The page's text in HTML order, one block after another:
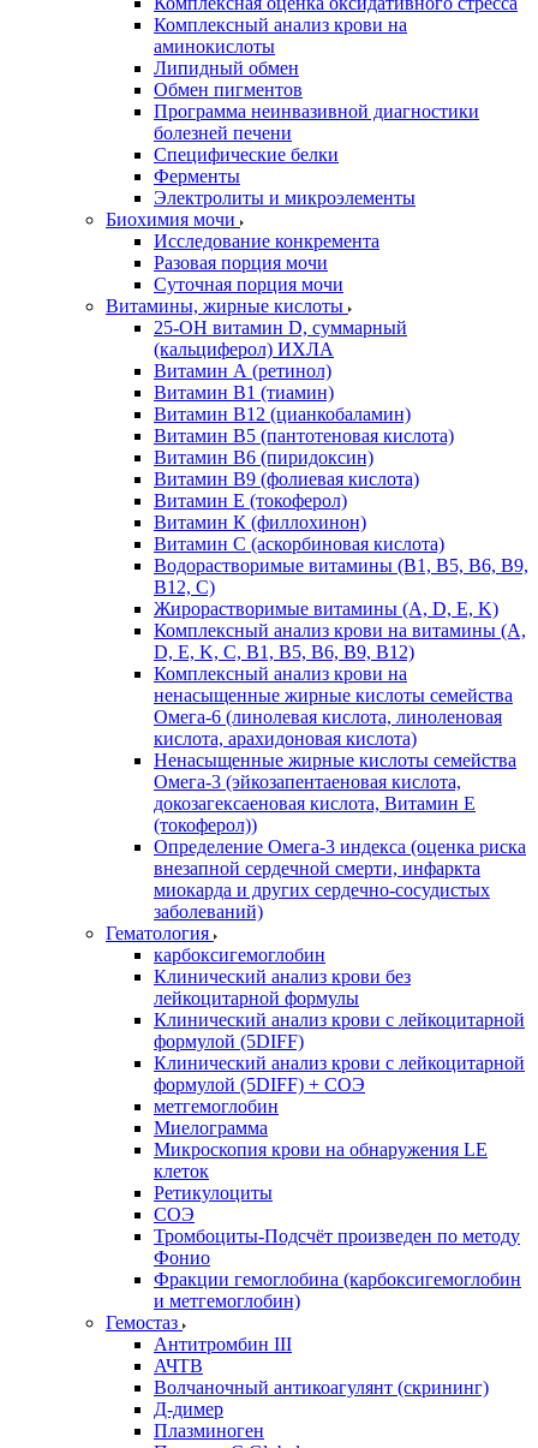
Комплексный анализ крови на
аминокислоты
Липидный обмен
Обмен пигментов
Программа неинвазивной диагностики
болезней печени
Специфические белки
Ферменты
Электролиты и микроэлементы
Биохимия мочи
Исследование конкремента
Разовая порция мочи
Суточная порция мочи
Витамины, жирные кислоты
25-OH витамин D, суммарный
(кальциферол) ИХЛА
Витамин А (ретинол)
Витамин В1 (тиамин)
Витамин В12 (цианкобаламин)
Витамин В5 (пантотеновая кислота)
Витамин В6 (пиридоксин)
Витамин В9 (фолиевая кислота)
Витамин Е (токоферол)
Витамин К (филлохинон)
Витамин С (аскорбиновая кислота)
Водорастворимые витамины (B1, B5, B6, В9,
В12, С)
Жирорастворимые витамины (A, D, E, K)
Комплексный анализ крови на витамины (A,
D, E, K, C, B1, B5, B6, В9, B12)
Комплексный анализ крови на
ненасыщенные жирные кислоты семейства
Омега-6 (линолевая кислота, линоленовая
кислота, арахидоновая кислота)
Ненасыщенные жирные кислоты семейства
Омега-3 (эйкозапентаеновая кислота,
докозагексаеновая кислота, Витамин E
(токоферол))
Определение Омега-3 индекса (оценка риска
внезапной сердечной смерти, инфаркта
миокарда и других сердечно-сосудистых
заболеваний)
Гематология
карбоксигемоглобин
Клинический анализ крови без
лейкоцитарной формулы
Клинический анализ крови с лейкоцитарной
формулой (5DIFF)
Клинический анализ крови с лейкоцитарной
формулой (5DIFF) + СОЭ
метгемоглобин
Миелограмма
Микроскопия крови на обнаружения LE
клеток
Ретикулоциты
СОЭ
Тромбоциты-Подсчёт произведен по методу
Фонио
Фракции гемоглобина (карбоксигемоглобин
и метгемоглобин)
Гемостаз
Антитромбин III
АЧТВ
Волчаночный антикоагулянт (скрининг)
Д-димер
Плазминоген